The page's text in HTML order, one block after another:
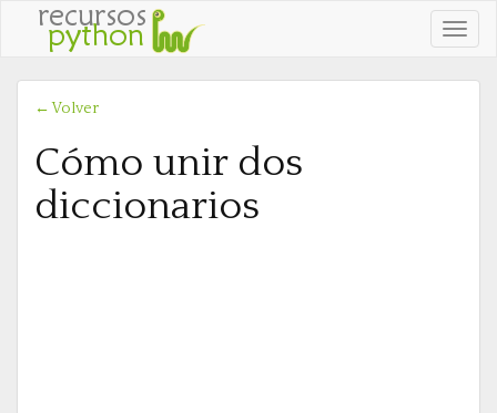
Ver
← Volver
Cómo unir dos
diccionarios